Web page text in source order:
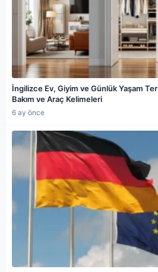
İngilizce Ev, Giyim ve Günlük Yaşam
Bakım ve Araç Kelimeleri
6 ay önce